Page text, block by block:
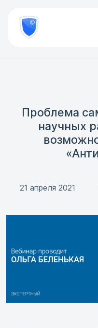
800
777-
81-Проверить
Проблема
научных
21 апреля 2021